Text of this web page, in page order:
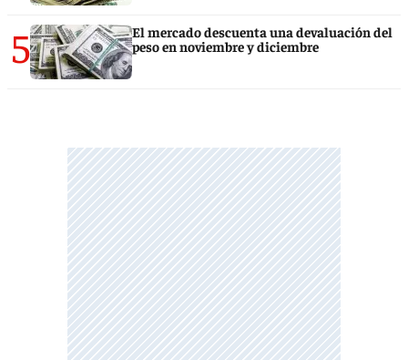
5
El mercado descuenta una devaluación del
peso en noviembre y diciembre